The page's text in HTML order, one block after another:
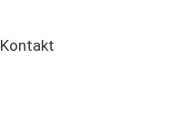
Kontakt